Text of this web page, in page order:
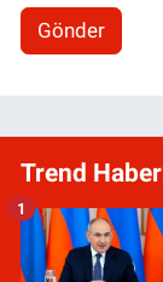
Gönder
Trend
1